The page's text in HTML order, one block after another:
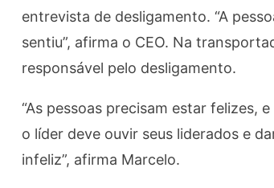
entrevista de desligamento. “A
sentiu”, afirma o CEO. Na
responsável pelo desligamento.
“As pessoas precisam estar felizes,
o líder deve ouvir seus liderados e
infeliz”, afirma Marcelo.